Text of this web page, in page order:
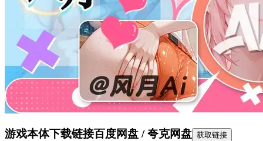
游戏本体下载链接百度网盘 / 夸克网盘 获取链接